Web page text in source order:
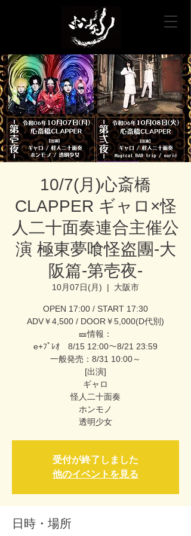
10/7(月)心斎橋
CLAPPER ギャロ×怪
人二十面奏連合主催公
演 極東夢喰怪盗團-大
阪篇-第壱夜-
10月07日(月)
  |
大阪市
OPEN 17:00 / START 17:30
ADV￥4,500 / DOOR￥5,000(D代別)
🎫情報：
e+ﾌﾟﾚｵ 8/15 12:00～8/21 23:59
一般発売：8/31 10:00～
[出演]
ギャロ
怪人二十面奏
ホンモノ
透明少女
受付が終了しました
他のイベントを見る
日時・場所